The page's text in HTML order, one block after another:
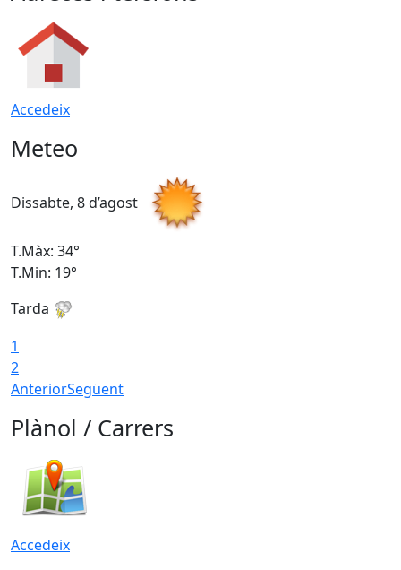
Accedeix
Meteo
Dissabte, 8 d’agost
T.Màx: 34°
T.Min: 19°
Tarda
1
2
AnteriorSegüent
Plànol / Carrers
Accedeix